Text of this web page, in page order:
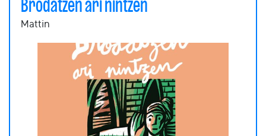
Brodatzen ari nintzen
Mattin